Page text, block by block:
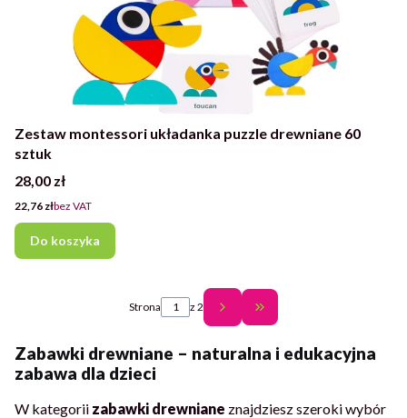
Zestaw montessori układanka puzzle drewniane 60
sztuk
Cena
28,00 zł
Cena
22,76 złbez VAT
Do koszyka
Strona z 2 Przejdź do ostatniej
Zabawki drewniane – naturalna i edukacyjna
zabawa dla dzieci
W kategorii zabawki drewniane znajdziesz szeroki wybór